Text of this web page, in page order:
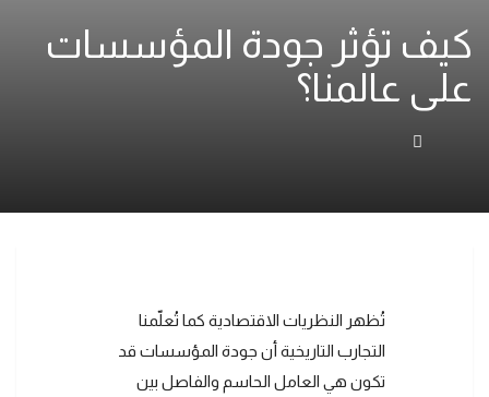
كيف تؤثر جودة المؤسسات
على عالمنا؟
تُظهر النظريات الاقتصادية كما تُعلّمنا
التجارب التاريخية أن جودة المؤسسات قد
تكون هي العامل الحاسم والفاصل بين